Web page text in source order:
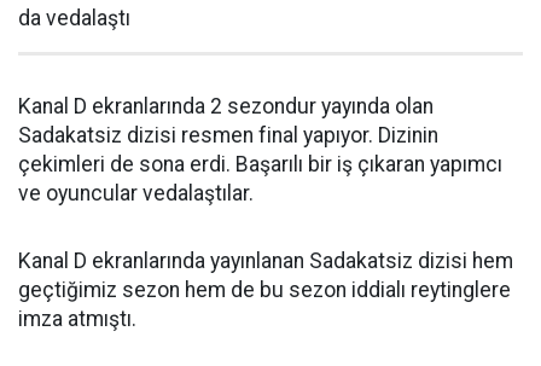
da vedalaştı
Kanal D ekranlarında 2 sezondur yayında olan
Sadakatsiz dizisi resmen final yapıyor. Dizinin
çekimleri de sona erdi. Başarılı bir iş çıkaran yapımcı
ve oyuncular vedalaştılar.
Kanal D ekranlarında yayınlanan Sadakatsiz dizisi hem
geçtiğimiz sezon hem de bu sezon iddialı reytinglere
imza atmıştı.